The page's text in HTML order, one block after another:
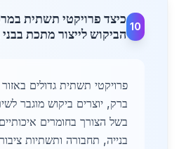
10
כיצד פרויקטי תשתית
הביקוש לייצור מתכת
פרויקטי תשתית גדולים
ברק, יוצרים ביקוש מוגבר
בשל הצורך בחומרים
בנייה, תחבורה ותשתיות